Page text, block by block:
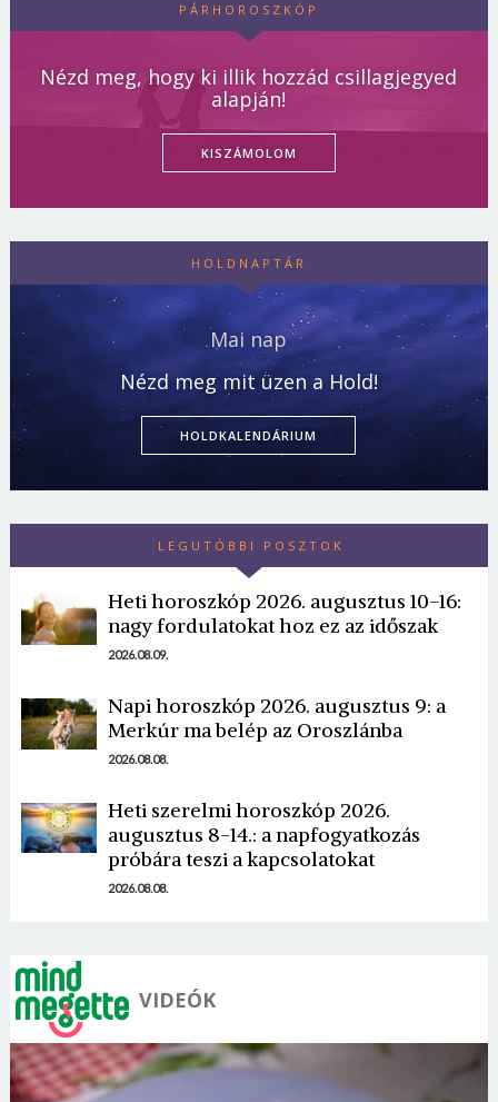
PÁRHOROSZKÓP
Nézd meg, hogy ki illik hozzád csillagjegyed
alapján!
KISZÁMOLOM
HOLDNAPTÁR
Mai nap
Nézd meg mit üzen a Hold!
HOLDKALENDÁRIUM
LEGUTÓBBI POSZTOK
Heti horoszkóp 2026. augusztus 10-16:
nagy fordulatokat hoz ez az időszak
2026.08.09.
Napi horoszkóp 2026. augusztus 9: a
Merkúr ma belép az Oroszlánba
2026.08.08.
Heti szerelmi horoszkóp 2026.
augusztus 8-14.: a napfogyatkozás
próbára teszi a kapcsolatokat
2026.08.08.
VIDEÓK
Borsonline bejelentkezés
E-mail cím vagy felhasználónév
Jelszó